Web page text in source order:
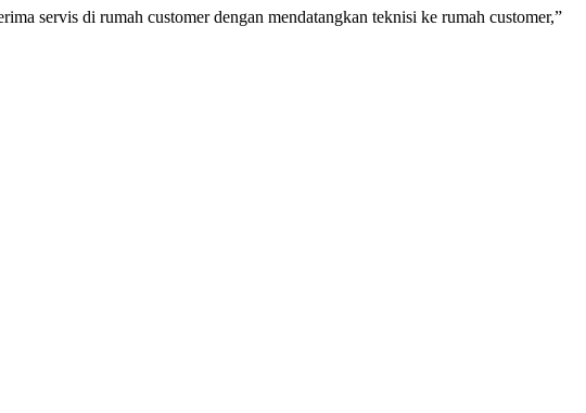
servis di rumah customer dengan mendatangkan teknisi ke rumah customer,”